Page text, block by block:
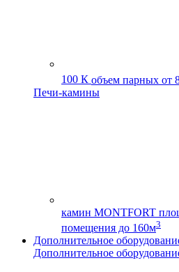
100 К объем парных от
Печи-камины
камин MONTFORT
помещения до 160м3
Дополнительное
Дополнительное